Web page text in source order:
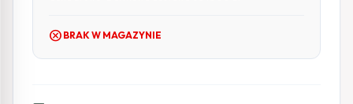
cancel BRAK W MAGAZYNIE